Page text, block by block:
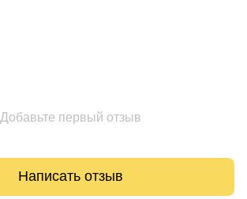
Добавьте первый отзыв
Написать отзыв